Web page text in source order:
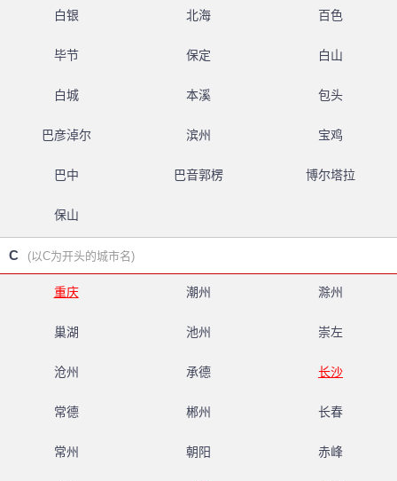
白银 北海 百色
毕节 保定 白山
白城 本溪 包头
巴彦淖尔 滨州 宝鸡
巴中 巴音郭楞 博尔塔拉
保山
C (以C为开头的城市名)
重庆 潮州 滁州
巢湖 池州 崇左
沧州 承德 长沙
常德 郴州 长春
常州 朝阳 赤峰